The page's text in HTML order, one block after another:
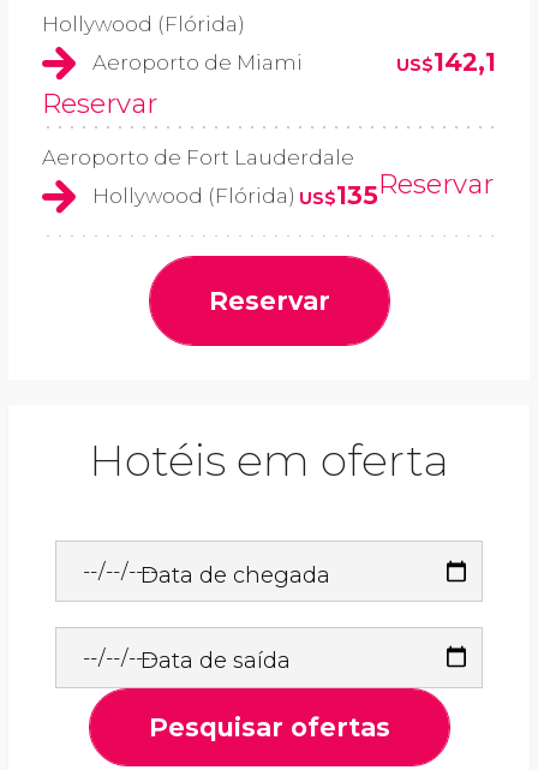
Hollywood (Flórida)
Aeroporto de Miami
US$142,1
Reservar
Aeroporto de Fort Lauderdale
Hollywood (Flórida) US$135Reservar
Reservar
Hotéis em oferta
Data de chegada
Data de saída
Pesquisar ofertas